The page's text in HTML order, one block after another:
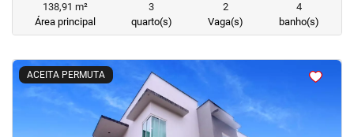
138,91 m²
Área principal
3
quarto(s)
2
Vaga(s)
4
banho(s)
ACEITA PERMUTA
< <<<